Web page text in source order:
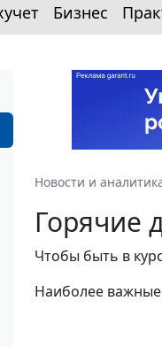
Бизнес
Новости и
Горячие
Чтобы быть в
Наиболее важные